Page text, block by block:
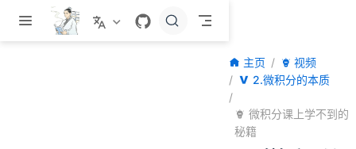
跳至主要內容
主页
视频
2.微积分的本质
微积分课上学不到的
秘籍